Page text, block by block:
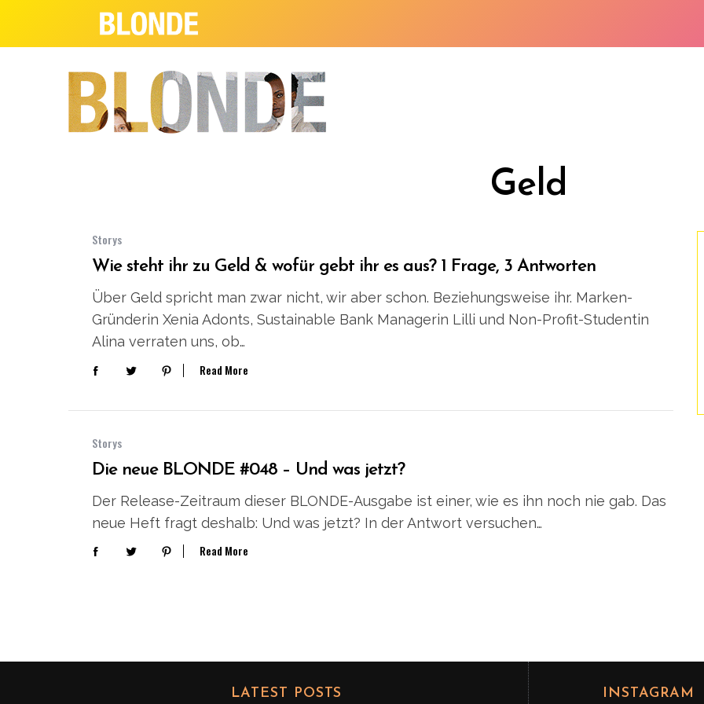
Geld
Storys
Wie steht ihr zu Geld & wofür gebt ihr es aus? 1 Frage, 3 Antworten
Über Geld spricht man zwar nicht, wir aber schon. Beziehungs­weise ihr. Marken-
Gründerin Xenia Adonts, Sustainable Bank Managerin Lilli und Non-Profit-Studentin
Alina verraten uns, ob…
Read More
Storys
Die neue BLONDE #048 – Und was jetzt?
Der Release-Zeitraum dieser BLONDE-Ausgabe ist einer, wie es ihn noch nie gab. Das
neue Heft fragt deshalb: Und was jetzt? In der Antwort versuchen…
Read More
LATEST POSTS INSTAGRAM
S
f